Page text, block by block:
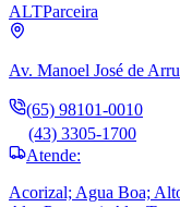
ALTParceira
Av. Manoel José de
(65) 98101-0010
(43) 3305-1700
Atende:
Acorizal; Agua Boa;